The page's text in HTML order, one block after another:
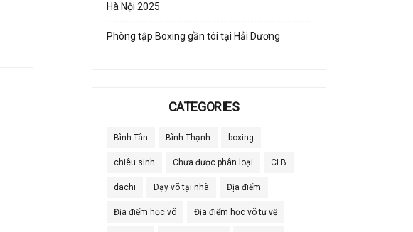
Hà Nội 2025
Phòng tập Boxing gần tôi tại Hải Dương
CATEGORIES
Bình Tân Bình Thạnh boxing
chiêu sinh Chưa được phân loại CLB
dachi Dạy võ tại nhà Địa điểm
Địa điểm học võ Địa điểm học võ tự vệ